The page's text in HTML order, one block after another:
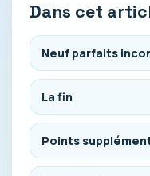
Dans cet
Neuf parfaits
La fin
Points